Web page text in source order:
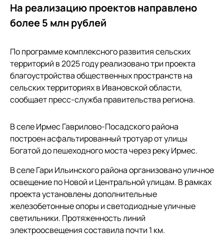
На реализацию проектов направлено
более 5 млн рублей
По программе комплексного развития сельских
территорий в 2025 году реализовано три проекта
благоустройства общественных пространств на
сельских территориях в Ивановской области,
сообщает пресс-служба правительства региона.
В селе Ирмес Гаврилово-Посадского района
построен асфальтированный тротуар от улицы
Богатой до пешеходного моста через реку Ирмес.
В селе Гари Ильинского района организовано уличное
освещение по Новой и Центральной улицам. В рамках
проекта установлены дополнительные
железобетонные опоры и светодиодные уличные
светильники. Протяженность линий
электроосвещения составила почти 1 км.